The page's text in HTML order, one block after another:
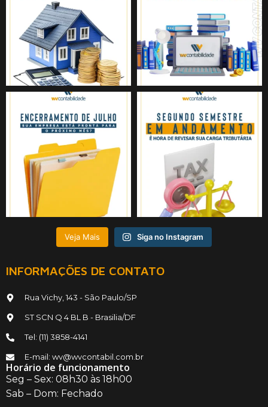
Veja Mais Siga no Instagram
INFORMAÇÕES DE CONTATO
Rua Vichy, 143 - São Paulo/SP
ST SCN Q 4 BL B - Brasilia/DF
Tel: (11) 3858-4141
E-mail: wv@wvcontabil.com.br
Horário de funcionamento
Seg – Sex: 08h30 às 18h00
Sab – Dom: Fechado